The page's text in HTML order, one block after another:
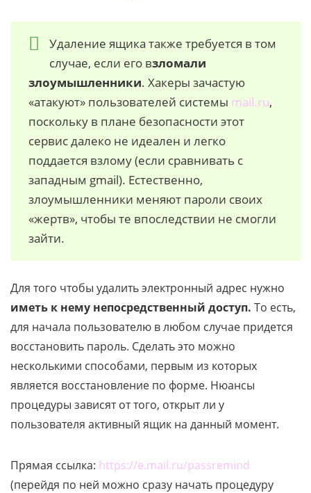
Удаление ящика также требуется в том
случае, если его взломали
злоумышленники. Хакеры зачастую
«атакуют» пользователей системы mail.ru,
поскольку в плане безопасности этот
сервис далеко не идеален и легко
поддается взлому (если сравнивать с
западным gmail). Естественно,
злоумышленники меняют пароли своих
«жертв», чтобы те впоследствии не смогли
зайти.
Для того чтобы удалить электронный адрес нужно
иметь к нему непосредственный доступ. То есть,
для начала пользователю в любом случае придется
восстановить пароль. Сделать это можно
несколькими способами, первым из которых
является восстановление по форме. Нюансы
процедуры зависят от того, открыт ли у
пользователя активный ящик на данный момент.
Прямая ссылка: https://e.mail.ru/passremind
(перейдя по ней можно сразу начать процедуру